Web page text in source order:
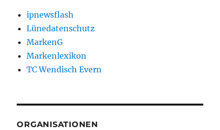
ipnewsflash
Lünedatenschutz
MarkenG
Markenlexikon
TC Wendisch Evern
ORGANISATIONEN